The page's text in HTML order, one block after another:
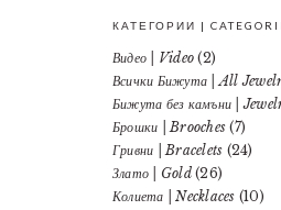
КАТЕГОРИИ |
Видео | Video (2)
Всички Бижута | All
Бижута без камъни |
Брошки | Brooches (7)
Гривни | Bracelets (24)
Злато | Gold(26)
Колиета | Necklaces (10)